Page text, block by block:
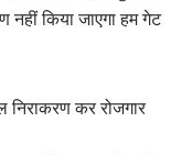
किया जाएगा हम गेट
निराकरण कर रोजगार